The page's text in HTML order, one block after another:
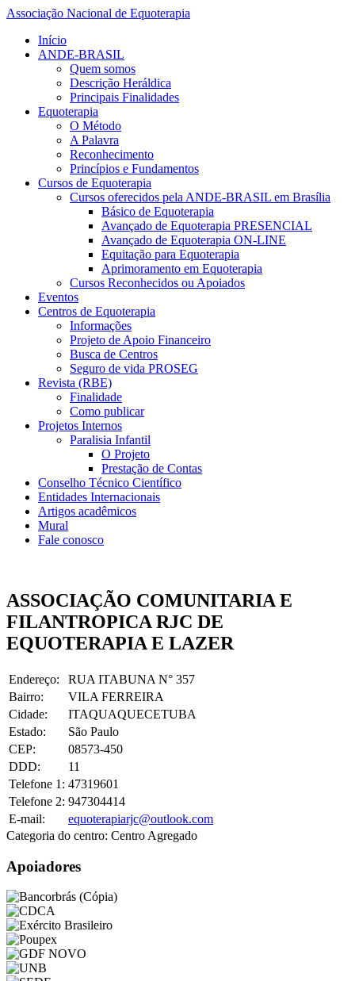
Associação Nacional de Equoterapia
Início
ANDE-BRASIL
Quem somos
Descrição Heráldica
Principais Finalidades
Equoterapia
O Método
A Palavra
Reconhecimento
Princípios e Fundamentos
Cursos de Equoterapia
Cursos oferecidos pela ANDE-BRASIL em Brasília
Básico de Equoterapia
Avançado de Equoterapia PRESENCIAL
Avançado de Equoterapia ON-LINE
Equitação para Equoterapia
Aprimoramento em Equoterapia
Cursos Reconhecidos ou Apoiados
Eventos
Centros de Equoterapia
Informações
Projeto de Apoio Financeiro
Busca de Centros
Seguro de vida PROSEG
Revista (RBE)
Finalidade
Como publicar
Projetos Internos
Paralisia Infantil
O Projeto
Prestação de Contas
Conselho Técnico Científico
Entidades Internacionais
Artigos acadêmicos
Mural
Fale conosco
ASSOCIAÇÃO COMUNITARIA E
FILANTROPICA RJC DE
EQUOTERAPIA E LAZER
Endereço:
RUA ITABUNA N° 357
Bairro:
VILA FERREIRA
Cidade:
ITAQUAQUECETUBA
Estado:
São Paulo
CEP:
08573-450
DDD:
11
Telefone 1: 47319601
Telefone 2: 947304414
E-mail:
equoterapiarjc@outlook.com
Categoria do centro: Centro Agregado
Apoiadores